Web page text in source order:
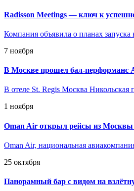
Radisson Meetings — ключ к
Компания объявила о планах
7 ноября
В Москве прошел бал-перформанс
В отеле St. Regis Москва Никольская
1 ноября
Oman Air открыл рейсы из
Oman Air, национальная
25 октября
Панорамный бар с видом на